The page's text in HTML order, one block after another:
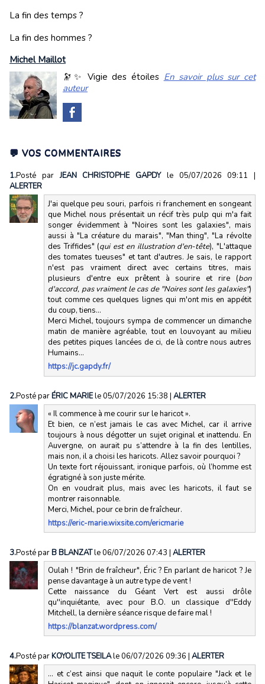
La fin des temps ?
La fin des hommes ?
Michel Maillot
🔭✨ Vigie des étoiles En savoir plus sur cet
auteur
💬 VOS COMMENTAIRES
1.Posté parJEAN CHRISTOPHE GAPDY le 05/07/2026 09:11 |
ALERTER
J'ai quelque peu souri, parfois ri franchement en songeant
que Michel nous présentait un récif très pulp qui m'a fait
songer évidemment à "Noires sont les galaxies", mais
aussi à "La créature du marais", "Man thing", "La révolte
des Triffides" (qui est en illustration d'en-tête), "L'attaque
des tomates tueuses" et tant d'autres. Je sais, le rapport
n'est pas vraiment direct avec certains titres, mais
plusieurs d'entre eux prêtent à sourire et rire (bon
d'accord, pas vraiment le cas de "Noires sont les galaxies")
tout comme ces quelques lignes qui m'ont mis en appétit
du coup, tiens...
Merci Michel, toujours sympa de commencer un dimanche
matin de manière agréable, tout en louvoyant au milieu
des petites piques lancées de ci, de là contre nous autres
Humains...
https://jc.gapdy.fr/
2.Posté parÉRIC MARIEle 05/07/2026 15:38 | ALERTER
« Il commence à me courir sur le haricot ».
Et bien, ce n’est jamais le cas avec Michel, car il arrive
toujours à nous dégotter un sujet original et inattendu. En
Auvergne, on aurait pu s’attendre à la fin des lentilles,
mais non, il a choisi les haricots. Allez savoir pourquoi ?
Un texte fort réjouissant, ironique parfois, où l’homme est
égratigné à son juste mérite.
On en voudrait plus, mais avec les haricots, il faut se
montrer raisonnable.
Merci, Michel, pour ce brin de fraîcheur.
https://eric-marie.wixsite.com/ericmarie
3.Posté parB BLANZATle 06/07/2026 07:43 | ALERTER
Oulah ! "Brin de fraîcheur", Éric ? En parlant de haricot ? Je
pense davantage à un autre type de vent !
Cette naissance du Géant Vert est aussi drôle
qu''inquiétante, avec pour B.O. un classique d''Eddy
Mitchell, la dernière séance risque de faire mal !
https://blanzat.wordpress.com/
4.Posté parKOYOLITE TSEILAle 06/07/2026 09:36 | ALERTER
... et c’est ainsi que naquit le conte populaire "Jack et le